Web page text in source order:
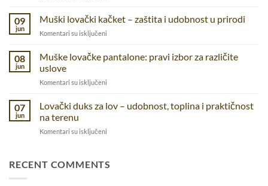
posao
majice
–
funkcionalnostza
09
jun
Muški lovački kačket – zaštita i udobnost u prirodi
Komentari su isključeni
lovački
kačket
udobnost
08
jun
Muške lovačke pantalone: pravi izbor za različite
uslove
Komentari su isključeni
lovačke
pantalone:
uslove
07
jun
Lovački duks za lov – udobnost, toplina i praktičnost
na terenu
Komentari su isključeni
za
RECENT COMMENTS